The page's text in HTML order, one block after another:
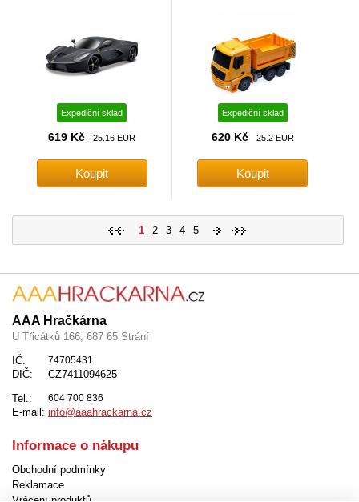
Expediční sklad
619 Kč 25.16 EUR
Expediční sklad
620 Kč 25.2 EUR
1 2 3 4 5
AAA Hračkárna
U Třicátků 166, 687 65 Strání
IČ:
74705431
DIČ:
CZ7411094625
Tel.:
604 700 836
E-mail: info@aaahrackarna.cz
Informace o nákupu
Obchodní podmínky
Reklamace